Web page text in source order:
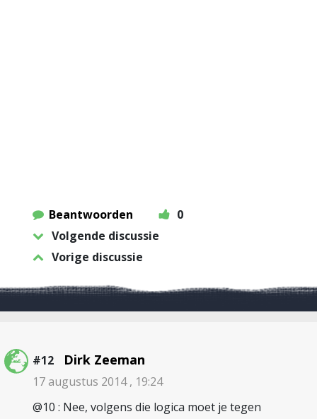
Beantwoorden
0
Volgende discussie
Vorige discussie
#12 Dirk Zeeman
17 augustus 2014 , 19:24
@10 : Nee, volgens die logica moet je tegen